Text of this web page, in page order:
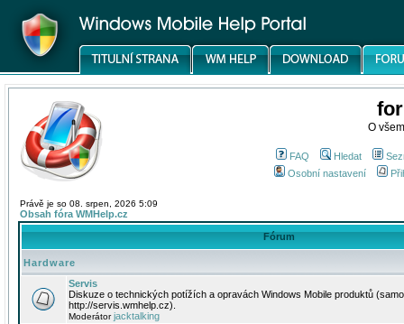
O
FAQ Hledat
Osobní nastavení
Právě je so 08. srpen, 2026 5:09
Obsah fóra WMHelp.cz
Fórum
Hardware
Servis
Diskuze o technických potížích a opravách Windows Mobile produktů
http://servis.wmhelp.cz).
Moderátorjacktalking